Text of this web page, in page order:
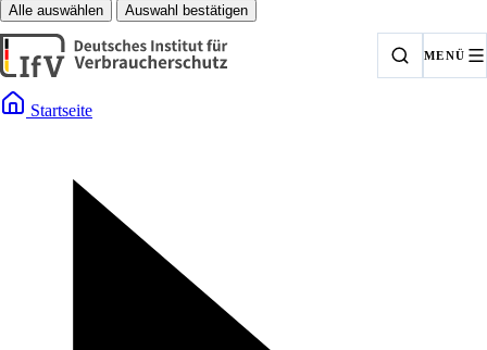
Alle auswählen Auswahl bestätigen
MENÜ
Startseite